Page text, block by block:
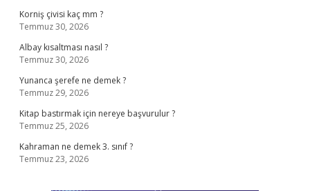
Korniş çivisi kaç mm ?
Temmuz 30, 2026
Albay kısaltması nasıl ?
Temmuz 30, 2026
Yunanca şerefe ne demek ?
Temmuz 29, 2026
Kitap bastırmak için nereye başvurulur ?
Temmuz 25, 2026
Kahraman ne demek 3. sınıf ?
Temmuz 23, 2026